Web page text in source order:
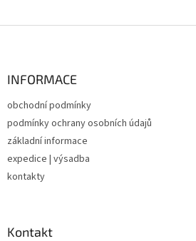
INFORMACE
obchodní podmínky
podmínky ochrany osobních údajů
základní informace
expedice | výsadba
kontakty
Kontakt